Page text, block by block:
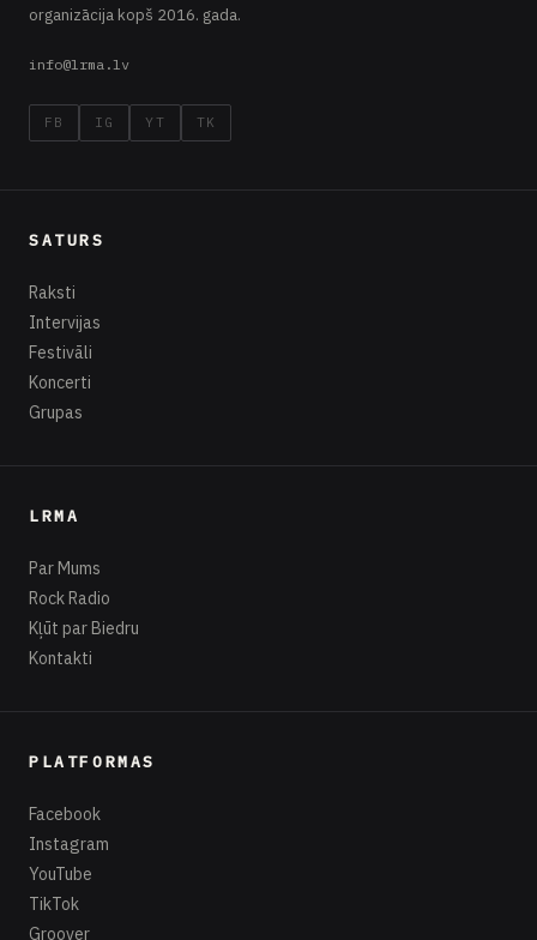
organizācija kopš 2016. gada.
info@lrma.lv
FB IG YT TK
SATURS
Raksti
Intervijas
Festivāli
Koncerti
Grupas
LRMA
Par Mums
Rock Radio
Kļūt par Biedru
Kontakti
PLATFORMAS
Facebook
Instagram
YouTube
TikTok
Groover